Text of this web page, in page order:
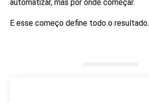
automatizar, mas por onde começar.
E esse começo define todo o resultado.